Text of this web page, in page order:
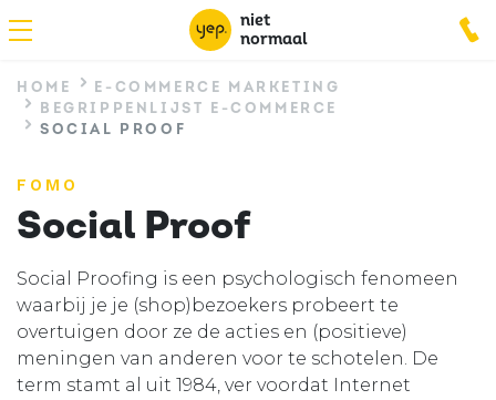
en
de
inhoud
niet
normaal
TECHNOLOGIE
Secundair
menu
KENNISMAKINGSGESPREK
CONTACT
HOME
E-COMMERCE MARKETING
BEGRIPPENLIJST E-COMMERCE
SOCIAL PROOF
FOMO
Social Proof
Social Proofing is een psychologisch fenomeen
waarbij je je (shop)bezoekers probeert te
overtuigen door ze de acties en (positieve)
meningen van anderen voor te schotelen. De
term stamt al uit 1984, ver voordat Internet